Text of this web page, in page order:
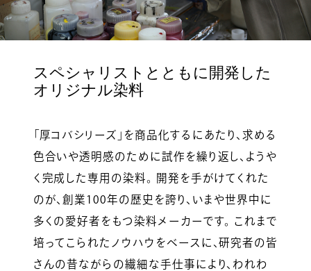
スペシャリストとともに開発した
オリジナル染料
「厚コバシリーズ」を商品化するにあたり、求める
色合いや透明感のために試作を繰り返し、ようや
く完成した専用の染料。 開発を手がけてくれた
のが、創業100年の歴史を誇り、いまや世界中に
多くの愛好者をもつ染料メーカーです。 これまで
培ってこられたノウハウをベースに、研究者の皆
さんの昔ながらの繊細な手仕事により、われわ